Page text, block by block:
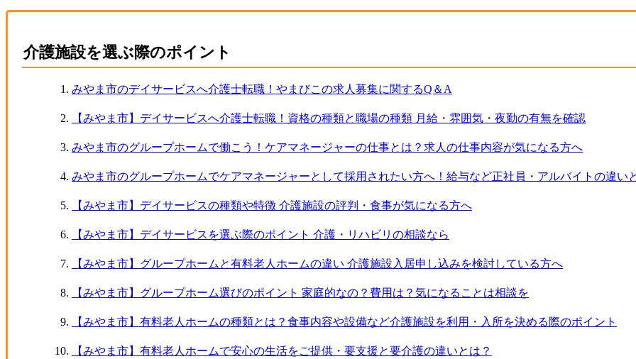
介護施設を選ぶ際のポイント
みやま市のデイサービスへ介護士転職！やまびこの求人募集に関するQ＆A
【みやま市】デイサービスへ介護士転職！資格の種類と職場の種類 月給・雰囲気・夜勤の有無を確認
みやま市のグループホームで働こう！ケアマネージャーの仕事とは？求人の仕事内容が気になる方へ
みやま市のグループホームでケアマネージャーとして採用されたい方へ！給与など正社員・アルバイトの違い
【みやま市】デイサービスの種類や特徴 介護施設の評判・食事が気になる方へ
【みやま市】デイサービスを選ぶ際のポイント 介護・リハビリの相談なら
【みやま市】グループホームと有料老人ホームの違い 介護施設入居申し込みを検討している方へ
【みやま市】グループホーム選びのポイント 家庭的なの？費用は？気になることは相談を
【みやま市】有料老人ホームの種類とは？食事内容や設備など介護施設を利用・入所を決める際のポイント
【みやま市】有料老人ホームで安心の生活をご提供・要支援と要介護の違いとは？